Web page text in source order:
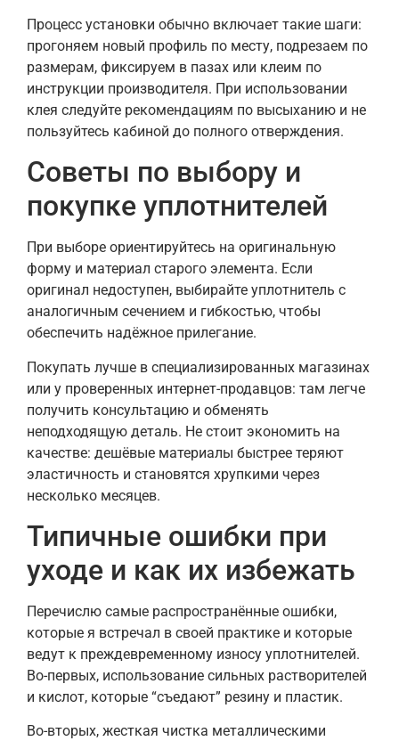
Процесс установки обычно включает такие шаги:
прогоняем новый профиль по месту, подрезаем по
размерам, фиксируем в пазах или клеим по
инструкции производителя. При использовании
клея следуйте рекомендациям по высыханию и не
пользуйтесь кабиной до полного отверждения.
Советы по выбору и
покупке уплотнителей
При выборе ориентируйтесь на оригинальную
форму и материал старого элемента. Если
оригинал недоступен, выбирайте уплотнитель с
аналогичным сечением и гибкостью, чтобы
обеспечить надёжное прилегание.
Покупать лучше в специализированных магазинах
или у проверенных интернет-продавцов: там легче
получить консультацию и обменять
неподходящую деталь. Не стоит экономить на
качестве: дешёвые материалы быстрее теряют
эластичность и становятся хрупкими через
несколько месяцев.
Типичные ошибки при
уходе и как их избежать
Перечислю самые распространённые ошибки,
которые я встречал в своей практике и которые
ведут к преждевременному износу уплотнителей.
Во-первых, использование сильных растворителей
и кислот, которые “съедают” резину и пластик.
Во-вторых, жесткая чистка металлическими